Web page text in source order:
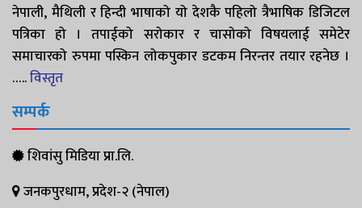
नेपाली, मैथिली र हिन्दी भाषाको यो देशकै पहिलो त्रैभाषिक डिजिटल
पत्रिका हो । तपाईको सरोकार र चासोको विषयलाई समेटेर
समाचारको रुपमा पस्किन लोकपुकार डटकम निरन्तर तयार रहनेछ ।
…..विस्तृत
सम्पर्क
शिवांसु मिडिया प्रा.लि.
जनकपुरधाम, प्रदेश-२ (नेपाल)